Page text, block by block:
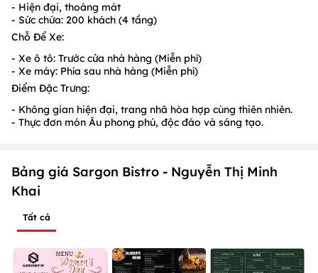
- Hiện đại, thoáng mát
- Sức chứa: 200 khách (4 tầng)
Chỗ Để Xe:
- Xe ô tô: Trước cửa nhà hàng (Miễn phí)
- Xe máy: Phía sau nhà hàng (Miễn phí)
Điểm Đặc Trưng:
- Không gian hiện đại, trang nhã hòa hợp cùng thiên nhiên.
- Thực đơn món Âu phong phú, độc đáo và sáng tạo.
Bảng giá Sargon Bistro - Nguyễn Thị Minh
Khai
Tất cả